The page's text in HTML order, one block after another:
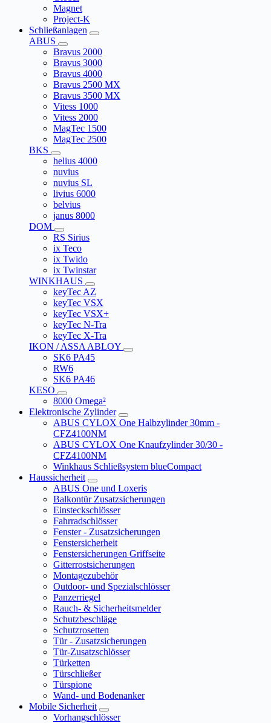
Magnet
Project-K
Schließanlagen
ABUS
Bravus 2000
Bravus 3000
Bravus 4000
Bravus 2500 MX
Bravus 3500 MX
Vitess 1000
Vitess 2000
MagTec 1500
MagTec 2500
BKS
helius 4000
nuvius
nuvius SL
livius 6000
belvius
janus 8000
DOM
RS Sirius
ix Teco
ix Twido
ix Twinstar
WINKHAUS
keyTec AZ
keyTec VSX
keyTec VSX+
keyTec N-Tra
keyTec X-Tra
IKON / ASSA ABLOY
SK6 PA45
RW6
SK6 PA46
KESO
8000 Omega²
Elektronische Zylinder
ABUS CYLOX One Halbzylinder 30mm -
CFZ4100NM
ABUS CYLOX One Knaufzylinder 30/30 -
CFZ4100NM
Winkhaus Schließsystem blueCompact
Haussicherheit
ABUS One und Loxeris
Balkontür Zusatzsicherungen
Einsteckschlösser
Fahrradschlösser
Fenster - Zusatzsicherungen
Fenstersicherheit
Fenstersicherungen Griffseite
Gitterrostsicherungen
Montagezubehör
Outdoor- und Spezialschlösser
Panzerriegel
Rauch- & Sicherheitsmelder
Schutzbeschläge
Schutzrosetten
Tür - Zusatzsicherungen
Tür-Zusatzschlösser
Türketten
Türschließer
Türspione
Wand- und Bodenanker
Mobile Sicherheit
Vorhangschlösser